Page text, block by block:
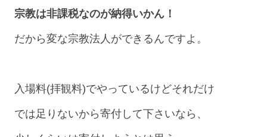
宗教は非課税なのが納得いかん！
だから変な宗教法人ができるんですよ。
入場料(拝観料)でやっているけどそれだけ
では足りないから寄付して下さいなら、